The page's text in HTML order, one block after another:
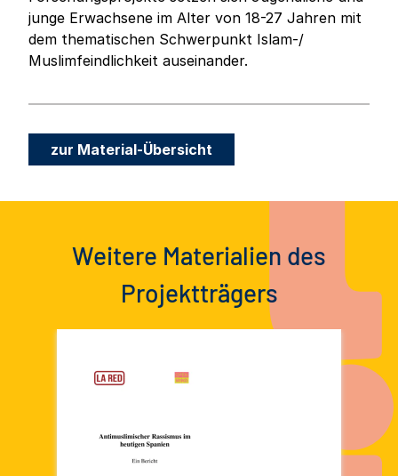
junge Erwachsene im Alter von 18-27 Jahren mit
dem thematischen Schwerpunkt Islam-/
Muslimfeindlichkeit auseinander.
zur Material-Übersicht
Weitere Materialien des
Projektträgers